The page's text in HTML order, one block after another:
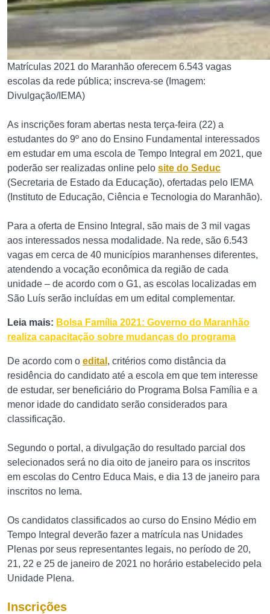
Matrículas 2021 do Maranhão oferecem 6.543 vagas
escolas da rede pública; inscreva-se (Imagem:
Divulgação/IEMA)
As inscrições foram abertas nesta terça-feira (22) a
estudantes do 9º ano do Ensino Fundamental interessados
em estudar em uma escola de Tempo Integral em 2021, que
poderão ser realizadas online pelo site do Seduc
(Secretaria de Estado da Educação), ofertadas pelo IEMA
(Instituto de Educação, Ciência e Tecnologia do Maranhão).
Para a oferta de Ensino Integral, são mais de 3 mil vagas
aos interessados nessa modalidade. Na rede, são 6.543
vagas em cerca de 40 municípios maranhenses diferentes,
atendendo a vocação econômica da região de cada
unidade – de acordo com o G1, as escolas localizadas em
São Luís serão incluídas em um edital complementar.
Leia mais: Bolsa Família 2021: Governo do Maranhão
realiza capacitação sobre mudanças do programa
De acordo com o edital , critérios como distância da
residência do candidato até a escola em que tem interesse
de estudar, ser beneficiário do Programa Bolsa Família e a
menor idade do candidato serão considerados para
classificação.
Segundo o portal, a divulgação do resultado parcial dos
selecionados será no dia oito de janeiro para os inscritos
em escolas do Centro Educa Mais, e dia 13 de janeiro para
inscritos no Iema.
Os candidatos classificados ao curso do Ensino Médio em
Tempo Integral deverão fazer a matrícula nas Unidades
Plenas por seus representantes legais, no período de 20,
21, 22 e 25 de janeiro de 2021 no horário estabelecido pela
Unidade Plena.
Inscrições